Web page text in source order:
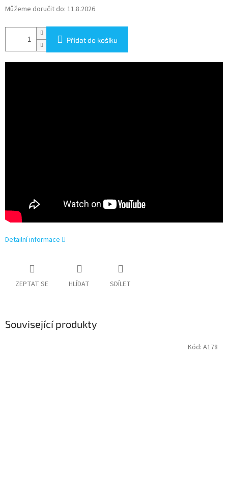
Můžeme doručit do: 11.8.2026
Přidat do košíku
Detailní informace
ZEPTAT SE HLÍDAT SDÍLET
Související produkty
Kód: A178